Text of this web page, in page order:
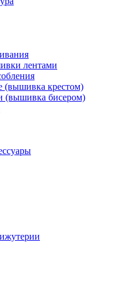
лентами
(вышивка крестом)
(вышивка бисером)